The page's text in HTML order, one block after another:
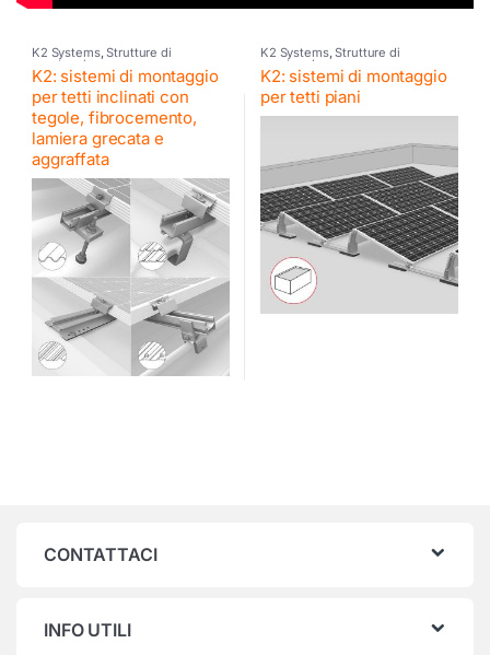
K2 Systems,Strutture di
montaggio
K2: sistemi di montaggio
per tetti inclinati con
tegole, fibrocemento,
lamiera grecata e
aggraffata
K2 Systems,Strutture di
montaggio
K2: sistemi di montaggio
per tetti piani
CONTATTACI
INFO UTILI